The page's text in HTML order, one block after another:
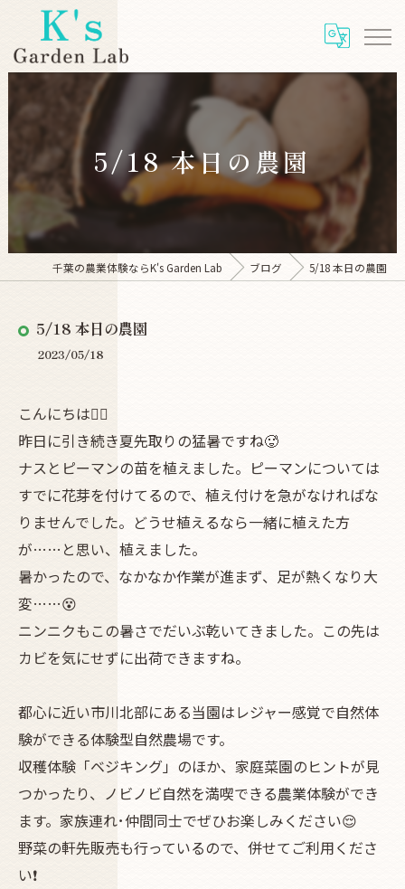
5/18 本日の農園
千葉の農業体験ならK's Garden Lab ブログ 5/18 本日の農園
5/18 本日の農園
2023/05/18
こんにちは😵‍💫
昨日に引き続き夏先取りの猛暑ですね🥵
ナスとピーマンの苗を植えました。ピーマンについては
すでに花芽を付けてるので、植え付けを急がなければな
りませんでした。どうせ植えるなら一緒に植えた方
が……と思い、植えました。
暑かったので、なかなか作業が進まず、足が熱くなり大
変……😵
ニンニクもこの暑さでだいぶ乾いてきました。この先は
カビを気にせずに出荷できますね。
都心に近い市川北部にある当園はレジャー感覚で自然体
験ができる体験型自然農場です。
収穫体験「ベジキング」のほか、家庭菜園のヒントが見
つかったり、ノビノビ自然を満喫できる農業体験ができ
ます。家族連れ･仲間同士でぜひお楽しみください😌
野菜の軒先販売も行っているので、併せてご利用くださ
い❗